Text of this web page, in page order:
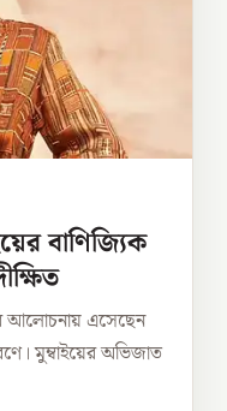
বাণিজ্যিক
আলোচনায় এসেছেন
মুম্বাইয়ের অভিজাত